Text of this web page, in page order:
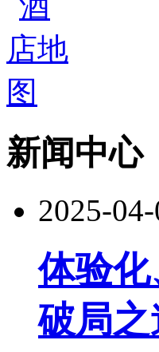
新闻中心
2025-
体验
破局之